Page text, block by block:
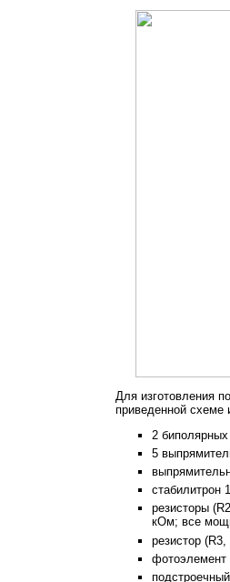
Для изготовления
приведенной схеме
2 биполярных
5
стабилитрон
резисторы
кОм; все
резистор